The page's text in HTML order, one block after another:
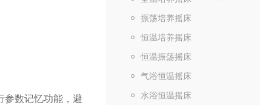
振荡培养摇床
恒温培养摇床
恒温振荡摇床
气浴恒温摇床
水浴恒温摇床
参数记忆功能，避